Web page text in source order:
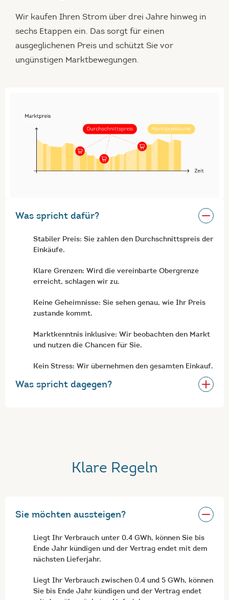
Wir kaufen Ihren Strom über drei Jahre hinweg in
sechs Etappen ein. Das sorgt für einen
ausgeglichenen Preis und schützt Sie vor
ungünstigen Marktbewegungen.
Was spricht dafür?
Stabiler Preis: Sie zahlen den Durchschnittspreis der
Einkäufe.
Klare Grenzen: Wird die vereinbarte Obergrenze
erreicht, schlagen wir zu.
Keine Geheimnisse: Sie sehen genau, wie Ihr Preis
zustande kommt.
Marktkenntnis inklusive: Wir beobachten den Markt
und nutzen die Chancen für Sie.
Kein Stress: Wir übernehmen den gesamten Einkauf.
Was spricht dagegen?
Klare Regeln
Sie möchten aussteigen?
Liegt Ihr Verbrauch unter 0.4 GWh, können Sie bis
Ende Jahr kündigen und der Vertrag endet mit dem
nächsten Lieferjahr.
Liegt Ihr Verbrauch zwischen 0.4 und 5 GWh, können
Sie bis Ende Jahr kündigen und der Vertrag endet